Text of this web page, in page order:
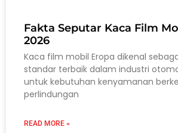
Fakta Seputar Kaca Film
2026
Kaca film mobil Eropa dikenal
standar terbaik dalam industri
untuk kebutuhan kenyamanan
perlindungan
READ MORE »